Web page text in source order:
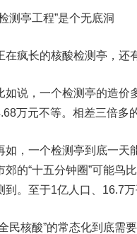
测亭工程”是个无底洞
长的核酸检测亭，还有
，一个检测亭的造价多
万元不等。相差三倍多
如，一个检测亭到底一天
郊的“十五分钟圈”可能鸟
。 至于1亿人口、16.7万
民核酸”的常态化到底需